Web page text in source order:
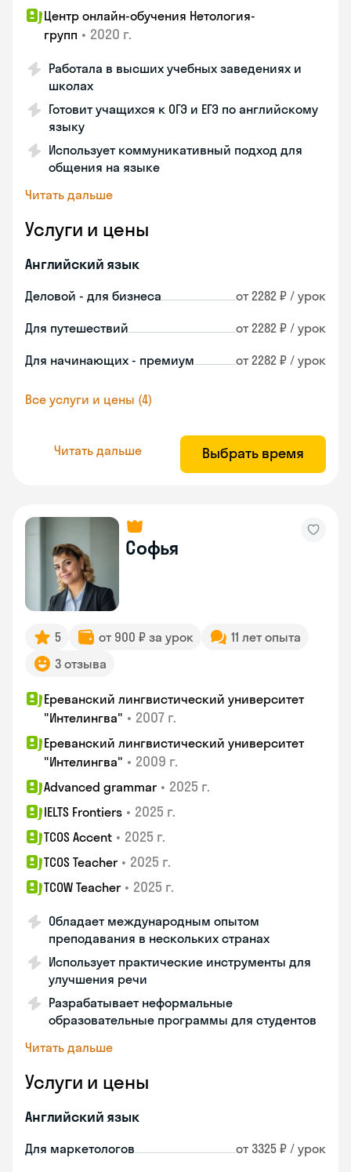
Центр онлайн-обучения Нетология-
групп • 2020 г.
Работала в высших учебных заведениях и
школах
Готовит учащихся к ОГЭ и ЕГЭ по английскому
языку
Использует коммуникативный подход для
общения на языке
Читать дальше
Услуги и цены
Английский язык
Деловой - для бизнеса от 2282 ₽ / урок
Для путешествий от 2282 ₽ / урок
Для начинающих - премиум от 2282 ₽ / урок
Все услуги и цены (4)
Читать дальше Выбрать время
Софья
5 от 900 ₽ за урок
11 лет опыта
3 отзыва
Ереванский лингвистический университет
"Интелингва" • 2007 г.
Ереванский лингвистический университет
"Интелингва" • 2009 г.
Advanced grammar • 2025 г.
IELTS Frontiers • 2025 г.
TCOS Accent • 2025 г.
TCOS Teacher • 2025 г.
TCOW Teacher • 2025 г.
Обладает международным опытом
преподавания в нескольких странах
Использует практические инструменты для
улучшения речи
Разрабатывает неформальные
образовательные программы для студентов
Читать дальше
Услуги и цены
Английский язык
Для маркетологов от 3325 ₽ / урок